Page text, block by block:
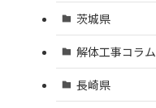
茨城県
解体工事コラム
長崎県